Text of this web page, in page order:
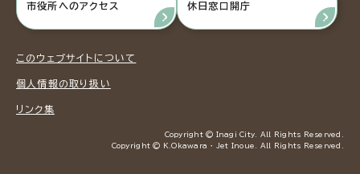
市役所へのアクセス 休日窓口開庁
このウェブサイトについて
個人情報の取り扱い
リンク集
Copyright © Inagi City. All Rights Reserved.
Copyright © K.Okawara ・ Jet Inoue. All Rights Reserved.